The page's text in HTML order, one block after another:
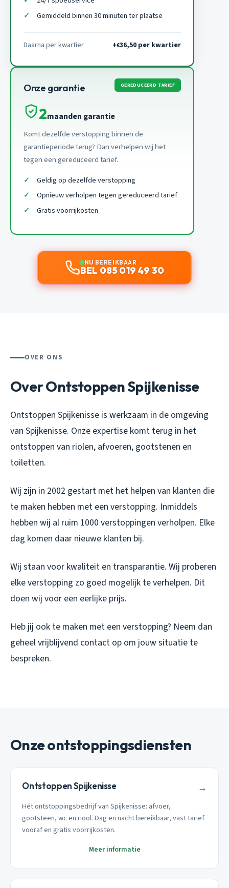
Gemiddeld binnen 30 minuten ter plaatse
Daarna per kwartier +€36,50 per kwartier
Onze garantie GEREDUCEERD TARIEF
2maanden garantie
Komt dezelfde verstopping binnen de
garantieperiode terug? Dan verhelpen wij het
tegen een gereduceerd tarief.
Geldig op dezelfde verstopping
Opnieuw verholpen tegen gereduceerd tarief
Gratis voorrijkosten
NU BEREIKBAAR
BEL 085 019 49 30
OVER ONS
Over Ontstoppen Spijkenisse
Ontstoppen Spijkenisse is werkzaam in de omgeving
van Spijkenisse. Onze expertise komt terug in het
ontstoppen van riolen, afvoeren, gootstenen en
toiletten.
Wij zijn in 2002 gestart met het helpen van klanten die
te maken hebben met een verstopping. Inmiddels
hebben wij al ruim 1000 verstoppingen verholpen. Elke
dag komen daar nieuwe klanten bij.
Wij staan voor kwaliteit en transparantie. Wij proberen
elke verstopping zo goed mogelijk te verhelpen. Dit
doen wij voor een eerlijke prijs.
Heb jij ook te maken met een verstopping? Neem dan
geheel vrijblijvend contact op om jouw situatie te
bespreken.
Onze ontstoppingsdiensten
Ontstoppen Spijkenisse →
Hét ontstoppingsbedrijf van Spijkenisse: afvoer,
gootsteen, wc en riool. Dag en nacht bereikbaar, vast tarief
vooraf en gratis voorrijkosten.
Meer informatie